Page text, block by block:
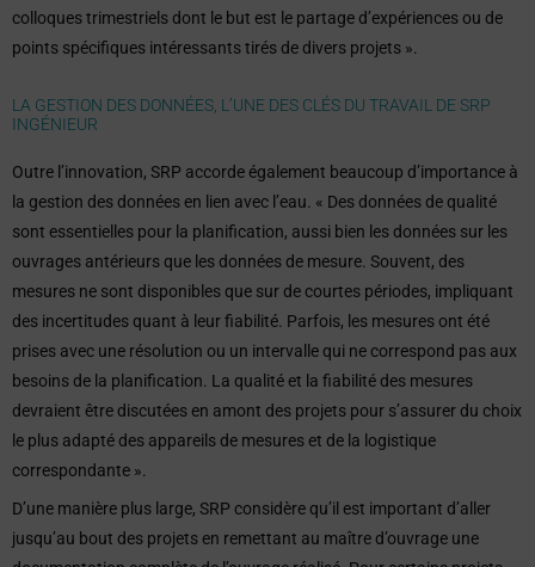
colloques trimestriels dont le but est le partage d’expériences ou de
points spécifiques intéressants tirés de divers projets ».
LA GESTION DES DONNÉES, L’UNE DES CLÉS DU TRAVAIL DE SRP
INGÉNIEUR
Outre l’innovation, SRP accorde également beaucoup d’importance à
la gestion des données en lien avec l’eau. « Des données de qualité
sont essentielles pour la planification, aussi bien les données sur les
ouvrages antérieurs que les données de mesure. Souvent, des
mesures ne sont disponibles que sur de courtes périodes, impliquant
des incertitudes quant à leur fiabilité. Parfois, les mesures ont été
prises avec une résolution ou un intervalle qui ne correspond pas aux
besoins de la planification. La qualité et la fiabilité des mesures
devraient être discutées en amont des projets pour s’assurer du choix
le plus adapté des appareils de mesures et de la logistique
correspondante ».
D’une manière plus large, SRP considère qu’il est important d’aller
jusqu’au bout des projets en remettant au maître d’ouvrage une